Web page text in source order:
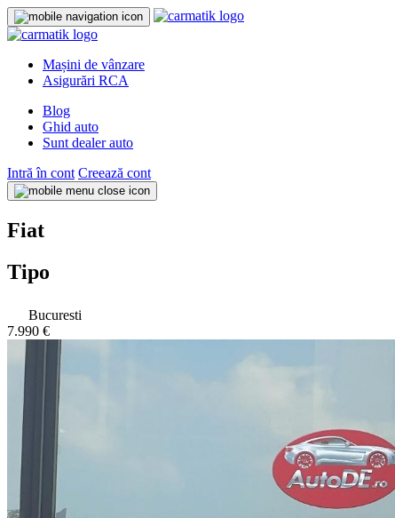
Mașini de vânzare
Asigurări RCA
Blog
Ghid auto
Sunt dealer auto
Intră în cont Creează cont
Fiat
Tipo
Bucuresti
7.990 €